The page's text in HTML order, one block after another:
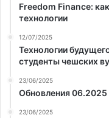
Freedom Finance:
технологии
12/07/2025
Технологии
студенты чешских
23/06/2025
Обновления 06.2025
23/06/2025